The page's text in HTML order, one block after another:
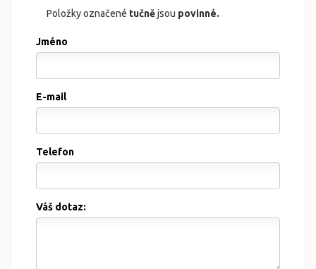
Položky označené tučnějsou povinné.
Jméno
E-mail
Telefon
Váš dotaz: